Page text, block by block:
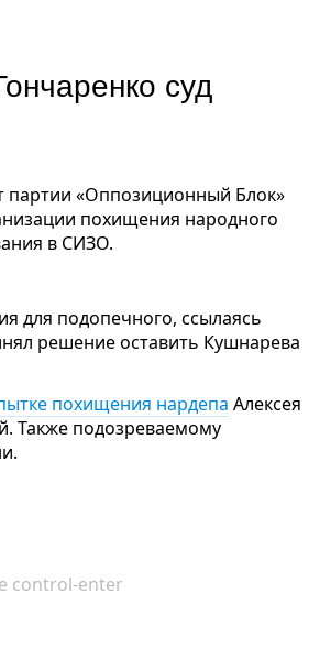
суд
партии «Оппозиционный Блок»
похищения народного
в СИЗО.
для подопечного, ссылаясь
решение оставить Кушнарева
похищения нардепа Алексея
Также подозреваемому
control-enter